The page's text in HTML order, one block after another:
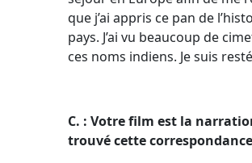
que j’ai appris ce pan de
pays. J’ai vu beaucoup de
ces noms indiens. Je suis
C. : Votre film est la
trouvé cette